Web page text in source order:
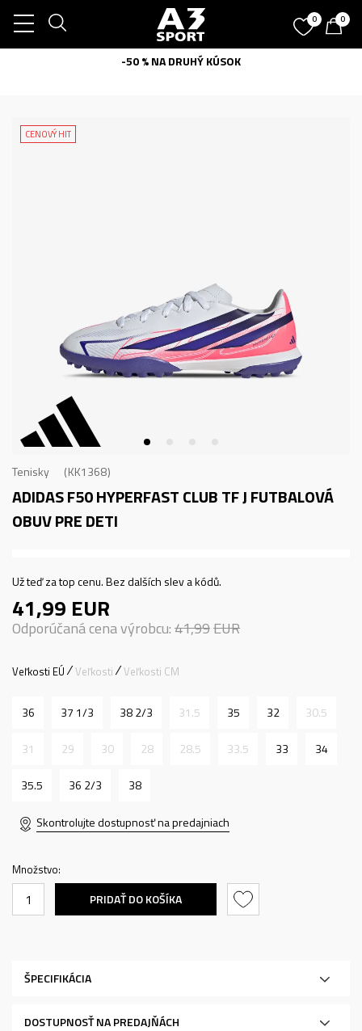
0 0
-50 % NA DRUHÝ KÚSOK
CENOVÝ HIT
Tenisky KK1368
ADIDAS F50 HYPERFAST CLUB TF JFUTBALOVÁ
OBUV PRE DETI
Už teď za top cenu. Bez dalších slev a kódů.
41,99 EUR
Odporúčaná cena výrobcu:41,99EUR
Veľkosti EÚ Veľkosti Veľkosti CM
36 37 1/3 38 2/3 31.5 35 32 30.5
31 29 30 28 28.5 33.5 33 34
35.5 36 2/3 38
Skontrolujte dostupnosť na predajniach
Množstvo:
PRIDAŤ DO KOŠÍKA
ŠPECIFIKÁCIA
DOSTUPNOSŤ NA PREDAJŇÁCH